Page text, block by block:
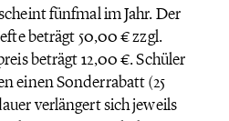
fünfmal im Jahr. Der
beträgt 50,00 € zzgl.
beträgt 12,00 €. Schüler
einen Sonderrabatt (25
verlängert sich jeweils